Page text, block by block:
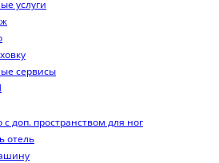
услуги
сервисы
доп. пространством для ног
отель